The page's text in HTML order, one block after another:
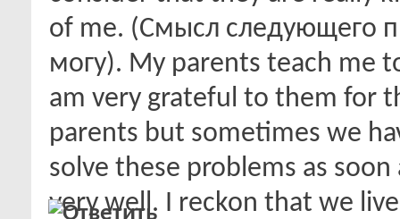
of me. (Смысл следующего
могу). My parents teach me
am very grateful to them for
parents but sometimes we
solve these problems as
very well. I reckon that we